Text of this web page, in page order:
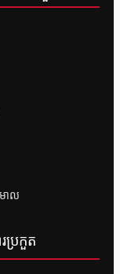
ោល
ប្រកួត